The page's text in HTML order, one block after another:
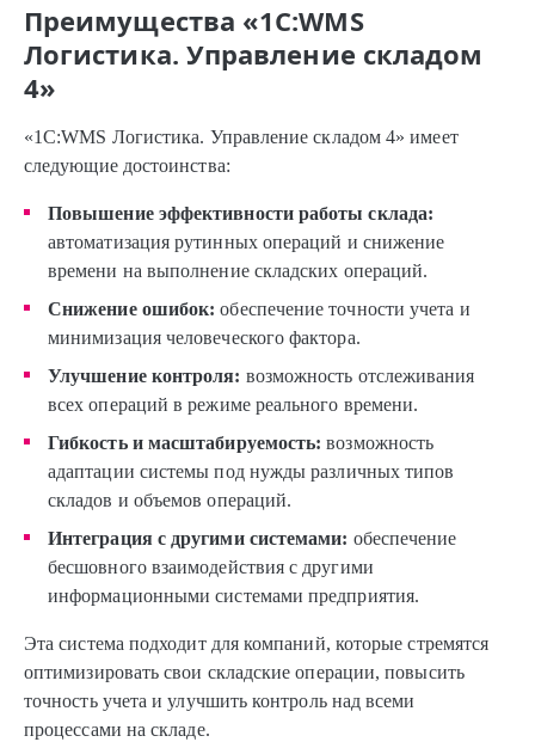
Преимущества «1С:WMS
Логистика. Управление складом
4»
«1С:WMS Логистика. Управление складом 4» имеет
следующие достоинства:
Повышение эффективности работы склада:
автоматизация рутинных операций и снижение
времени на выполнение складских операций.
Снижение ошибок: обеспечение точности учета и
минимизация человеческого фактора.
Улучшение контроля: возможность отслеживания
всех операций в режиме реального времени.
Гибкость и масштабируемость: возможность
адаптации системы под нужды различных типов
складов и объемов операций.
Интеграция с другими системами: обеспечение
бесшовного взаимодействия с другими
информационными системами предприятия.
Эта система подходит для компаний, которые стремятся
оптимизировать свои складские операции, повысить
точность учета и улучшить контроль над всеми
процессами на складе.